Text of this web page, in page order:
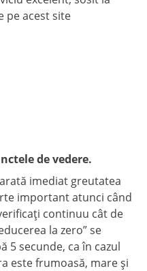
pe acest site
de vedere.
imediat greutatea
important atunci când
continuu cât de
la zero” se
5 secunde, ca în cazul
este frumoasă, mare și